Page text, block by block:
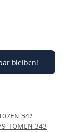
bleiben!
EN 342
TOMEN 343